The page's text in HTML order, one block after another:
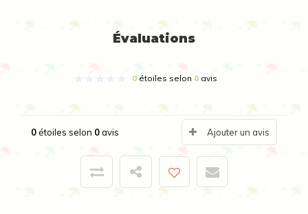
Évaluations
0 étoiles selon 0 avis
0étoiles selon 0avis Ajouter un avis